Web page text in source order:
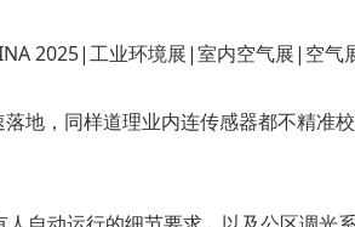
地，同样道理业内连传感器都不精准